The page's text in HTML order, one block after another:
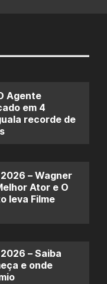
Agente
em 4
recorde de
– Wagner
Ator e O
leva Filme
– Saiba
e onde